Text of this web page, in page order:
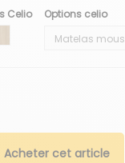
Celio
Chêne naturel
Options celio
Acheter cet article